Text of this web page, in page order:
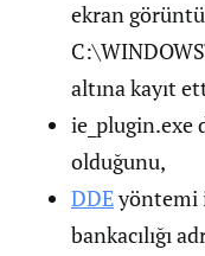
ekran
altına kayıt
ie_plugin.exe
olduğunu,
DDEyöntemi
bankacılığı